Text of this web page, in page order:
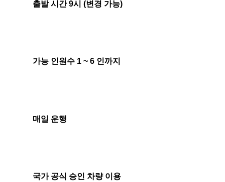
출발 시간 9시 (변경 가능)
가능 인원수 1 ~ 6 인까지
매일 운행
국가 공식 승인 차량 이용